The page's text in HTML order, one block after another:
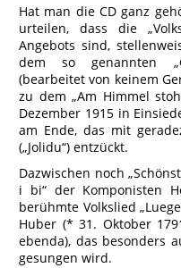
Hat man die CD ganz
urteilen, dass die
Angebots sind,
dem so genannten
(bearbeitet von keinem
zu dem „Am Himmel
Dezember 1915 in
am Ende, das mit
(„Jolidu“) entzückt.
Dazwischen noch
i bi“ der Komponisten
berühmte Volkslied
Huber (* 31. Oktober
ebenda), das besonders
gesungen wird.